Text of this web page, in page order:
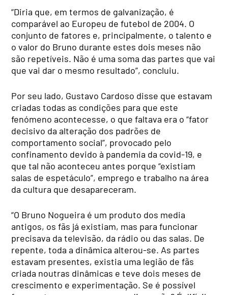
“Diria que, em termos de galvanização, é
comparável ao Europeu de futebol de 2004. O
conjunto de fatores e, principalmente, o talento e
o valor do Bruno durante estes dois meses não
são repetíveis. Não é uma soma das partes que vai
que vai dar o mesmo resultado”, concluiu.
Por seu lado, Gustavo Cardoso disse que estavam
criadas todas as condições para que este
fenómeno acontecesse, o que faltava era o “fator
decisivo da alteração dos padrões de
comportamento social”, provocado pelo
confinamento devido à pandemia da covid-19, e
que tal não aconteceu antes porque “existiam
salas de espetáculo”, emprego e trabalho na área
da cultura que desapareceram.
“O Bruno Nogueira é um produto dos media
antigos, os fãs já existiam, mas para funcionar
precisava da televisão, da rádio ou das salas. De
repente, toda a dinâmica alterou-se. As partes
estavam presentes, existia uma legião de fãs
criada noutras dinâmicas e teve dois meses de
crescimento e experimentação. Se é possível